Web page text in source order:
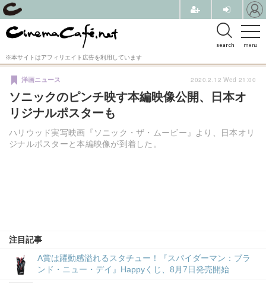
menu
search
※本サイトはアフィリエイト広告を利用しています
ソニックのピンチ映す本編映像公開、日本オ
リジナルポスターも
ハリウッド実写映画『ソニック・ザ・ムービー』より、日本オリ
ジナルポスターと本編映像が到着した。
洋画ニュース
注目記事
A賞は躍動感溢れるスタチュー！『スパイダーマン：ブラ
ンド・ニュー・デイ』Happyくじ、8月7日発売開始
2020.2.12 Wed 21:00